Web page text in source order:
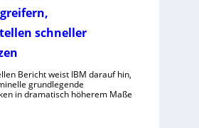
schneller
Bericht weist IBM darauf hin,
grundlegende
in dramatisch höherem Maße